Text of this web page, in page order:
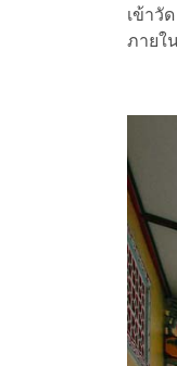
เข้าวั
ภายใ